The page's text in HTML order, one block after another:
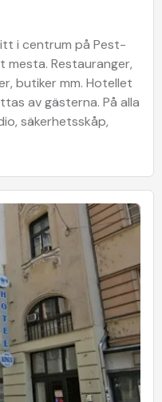
i centrum på Pest-
mesta. Restauranger,
butiker mm. Hotellet
av gästerna. På alla
säkerhetsskåp,